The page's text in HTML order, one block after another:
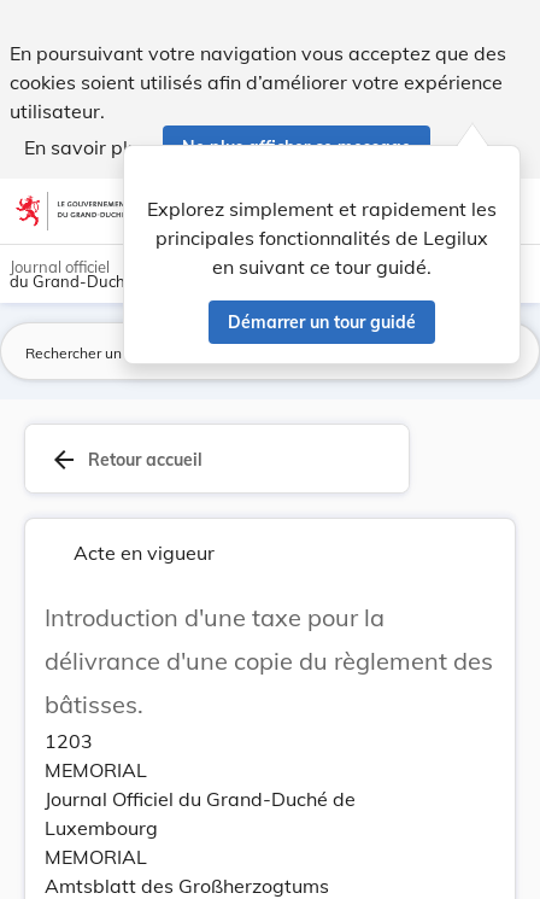
En poursuivant votre navigation vous acceptez que des
cookies soient utilisés afin d’améliorer votre expérience
utilisateur.
En savoir plus
Ne plus afficher ce message
Aller au contenu account_circle help Aide
Explorez simplement et rapidement les
principales fonctionnalités de Legilux
en suivant ce tour guidé.
Démarrer un tour guidé
light_mode dark_mode
Journal officiel
du Grand-Duché de Luxembourg
arrow_back Retour accueil
Acte en vigueur
Introduction d'une taxe pour la
délivrance d'une copie du règlement des
bâtisses.
1203
MEMORIAL
Journal Officiel du Grand-Duché de
Luxembourg
MEMORIAL
Amtsblatt des Großherzogtums